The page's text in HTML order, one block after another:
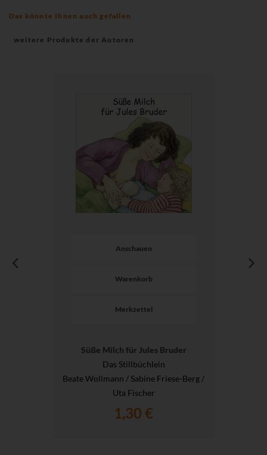
Das könnte Ihnen auch gefallen
weitere Produkte der Autoren
Anschauen
Warenkorb
Merkzettel
Süße Milch für Jules Bruder
Das Stillbüchlein
Beate Wollmann / Sabine Friese-Berg /
Uta Fischer
1,30 €